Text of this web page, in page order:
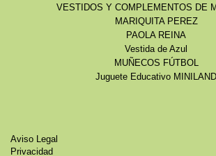
VESTIDOS Y COMPLEMENTOS DE
MARIQUITA PEREZ
PAOLA REINA
Vestida de Azul
MUÑECOS FÚTBOL
Juguete Educativo MINILAND
Aviso Legal
Privacidad